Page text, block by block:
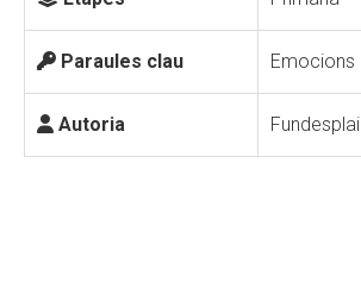
Paraules clau Emocions
Autoria Fundesplai
Treballa amb nosaltres